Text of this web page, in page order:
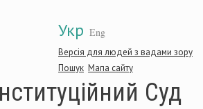
Укр Eng
Версія для людей з вадами зору
Пошук Мапа сайту
Суд